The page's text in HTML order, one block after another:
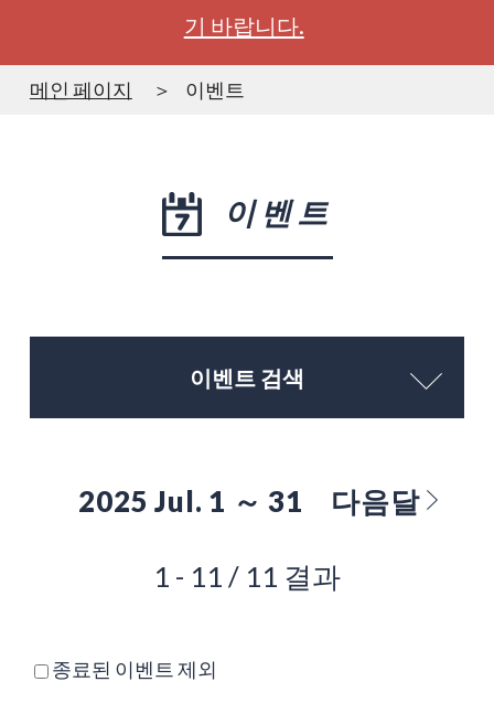
기 바랍니다.
메인 페이지 이벤트
이벤트
이벤트 검색
2025 Jul. 1 ～ 31 다음달
1 - 11 / 11 결과
종료된 이벤트 제외